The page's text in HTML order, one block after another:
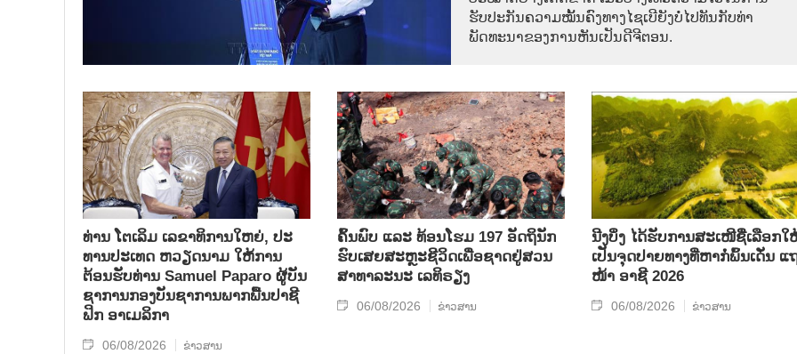
ຮັບປະກັນຄວາມໝັ້ນຄົງທາງໄຊເບີຍັງບໍ່ໄປທັນກັບທ່າ
ພັດທະນາຂອງການຫັນເປັນດີຈີຕອນ.
ທ່ານ ໂຕ​ເລິມ ເລ​ຂາ​ທິ​ການ​ໃຫຍ່, ປະ​
ທານ​ປະ​ເທດ ​ຫວຽດ​ນາມ ໃຫ້​ການ​
ຕ້ອນ​ຮັບ​ທ່ານ Samuel Paparo ຜູ້​ບັນ​
ຊາ​ການກອງ​ບັນ​ຊາ​ການພາກ​ພື້ນ​ປາ​ຊີ​
ຟິກ ອາ​ເມ​ລິ​ກາ
06/08/2026 ຂ່າວສານ
ຄົ້ນ​ພົບ ແລະ ທ້ອນ​ໂຮມ 197 ອັດ​ຖິ​ນັກ​
ຮົບ​ເສຍ​ສະຫຼະ​ຊີ​ວິດ​ເພື່ອ​ຊາດ​ຢູ່​ສວນ​
ສາ​ທາ​ລະ​ນະ ເລ​ທິ​ຣຽງ
06/08/2026 ຂ່າວສານ
ນີງບິ່ງ ໄດ້ຮັບການສະເໜີຊື່ເລືອກໃ
ເປັນຈຸດປາຍທາງທີ່ຫາກໍ່ພົ້ນເດັ່ນ ແ
ໜ້າ ອາຊີ 2026
06/08/2026 ຂ່າວສານ